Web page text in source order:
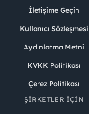
İletişime Geçin
Kullanıcı Sözleşmesi
Aydınlatma Metni
KVKK Politikası
Çerez Politikası
ŞIRKETLER İÇIN